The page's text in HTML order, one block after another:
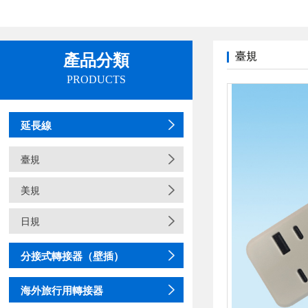
產品分類
PRODUCTS
延長線
臺規
美規
日規
分接式轉接器（壁插）
海外旅行用轉接器
臺規